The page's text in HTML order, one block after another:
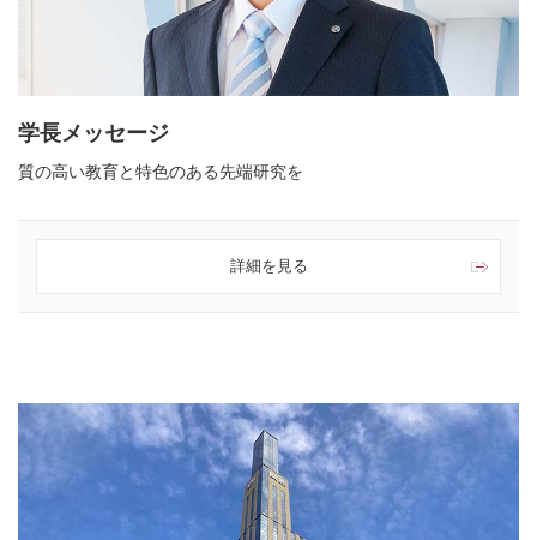
学長メッセージ
質の高い教育と特色のある先端研究を
詳細を見る